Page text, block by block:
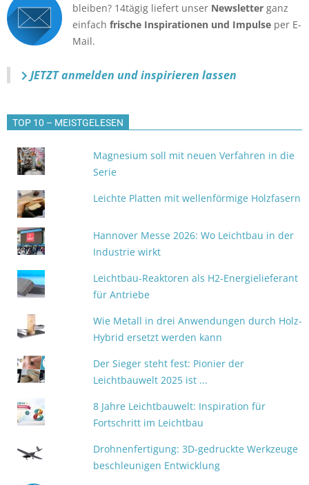
bleiben? 14tägig liefert unser Newsletter ganz
einfach frische Inspirationen und Impulse per E-
Mail.
JETZT anmelden und inspirieren lassen
TOP 10 – MEISTGELESEN
Magnesium soll mit neuen Verfahren in die
Serie
Leichte Platten mit wellenförmige Holzfasern
Hannover Messe 2026: Wo Leichtbau in der
Industrie wirkt
Leichtbau-Reaktoren als H2-Energielieferant
für Antriebe
Wie Metall in drei Anwendungen durch Holz-
Hybrid ersetzt werden kann
Der Sieger steht fest: Pionier der
Leichtbauwelt 2025 ist ...
8 Jahre Leichtbauwelt: Inspiration für
Fortschritt im Leichtbau
Drohnenfertigung: 3D-gedruckte Werkzeuge
beschleunigen Entwicklung